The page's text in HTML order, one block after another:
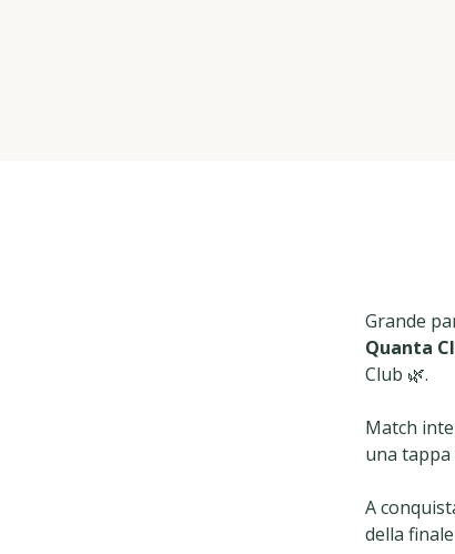
Grande
Quanta
Club 🌿.
Match
una
A
della